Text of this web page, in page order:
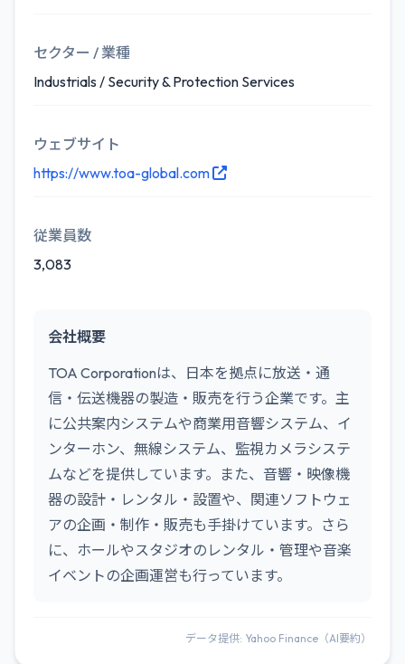
セクター / 業種
Industrials / Security & Protection Services
ウェブサイト
https://www.toa-global.com
従業員数
3,083
会社概要
TOA Corporationは、日本を拠点に放送・通
信・伝送機器の製造・販売を行う企業です。主
に公共案内システムや商業用音響システム、イ
ンターホン、無線システム、監視カメラシステ
ムなどを提供しています。また、音響・映像機
器の設計・レンタル・設置や、関連ソフトウェ
アの企画・制作・販売も手掛けています。さら
に、ホールやスタジオのレンタル・管理や音楽
イベントの企画運営も行っています。
データ提供: Yahoo Finance（AI要約）